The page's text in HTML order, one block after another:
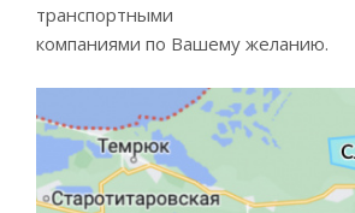
транспортными
компаниями по Вашему желанию.